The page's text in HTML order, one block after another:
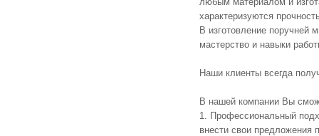
характеризуются
В изготовление поручней
мастерство и навыки
Наши клиенты всегда
В нашей компании Вы
1. Профессиональный
внести свои предложения